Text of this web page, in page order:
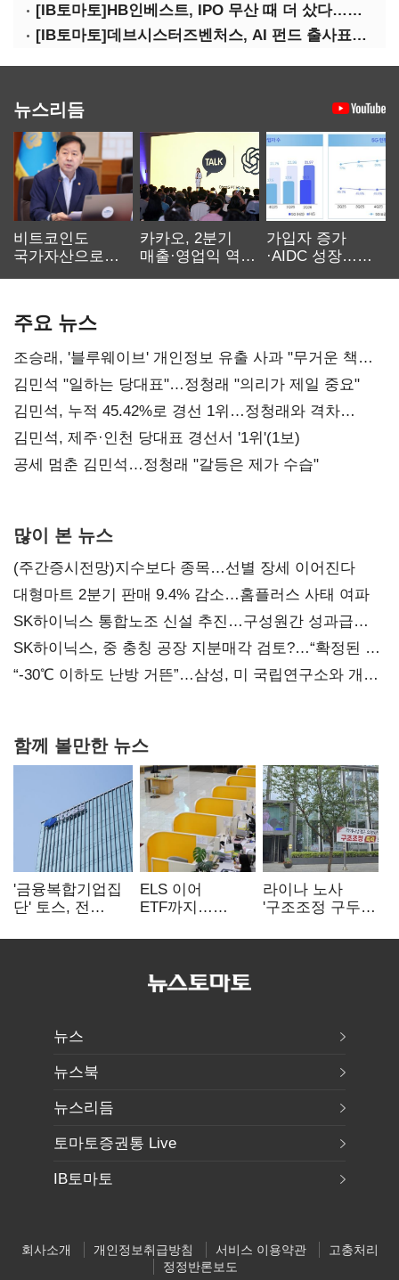
[IB토마토]HB인베스트, IPO 무산 때 더 샀다…마키나락스 투자 2.7배 회수
[IB토마토]데브시스터즈벤처스, AI 펀드 출사표…모회사 경영난 변수
뉴스리듬
비트코인도
국가자산으로…'
카카오, 2분기
매출·영업익 역대
가입자 증가
·AIDC 성장…
주요 뉴스
조승래, '블루웨이브' 개인정보 유출 사과 "무거운 책임
통감"
김민석 "일하는 당대표"…정청래 "의리가 제일 중요"
김민석, 누적 45.42%로 경선 1위…정청래와 격차
0.86%p(2보)
김민석, 제주·인천 당대표 경선서 '1위'(1보)
공세 멈춘 김민석…정청래 "갈등은 제가 수습"
많이 본 뉴스
(주간증시전망)지수보다 종목…선별 장세 이어진다
대형마트 2분기 판매 9.4% 감소…홈플러스 사태 여파
SK하이닉스 통합노조 신설 추진…구성원간 성과급
불만 확산
SK하이닉스, 중 충칭 공장 지분매각 검토?…“확정된 바
없어”
“-30℃ 이하도 난방 거뜬”…삼성, 미 국립연구소와 개발
함께 볼만한 뉴스
'금융복합기업집
단' 토스, 전
표준화
ELS 이어
ETF까지…
제동 걸린 은행
라이나 노사
'구조조정 구두
뉴스
뉴스북
뉴스리듬
토마토증권통 Live
IB토마토
회사소개 개인정보취급방침 서비스 이용약관
고충처리
정정반론보도